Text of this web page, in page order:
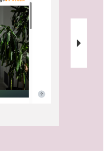
Weiter